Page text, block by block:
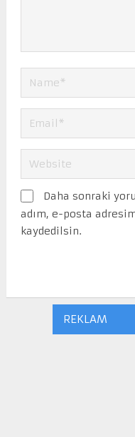
Daha sonraki
adım, e-posta
kaydedilsin.
REKLAM